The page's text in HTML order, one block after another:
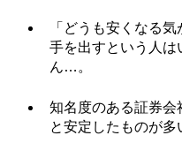
「どうも安くなる
手を出すという人は
ん…。
知名度のある証券会
と安定したものが